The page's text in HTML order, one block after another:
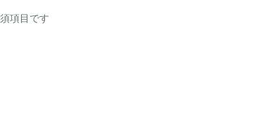
項目です